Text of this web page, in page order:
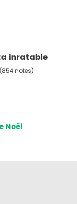
inratable
(854 notes)
Noël